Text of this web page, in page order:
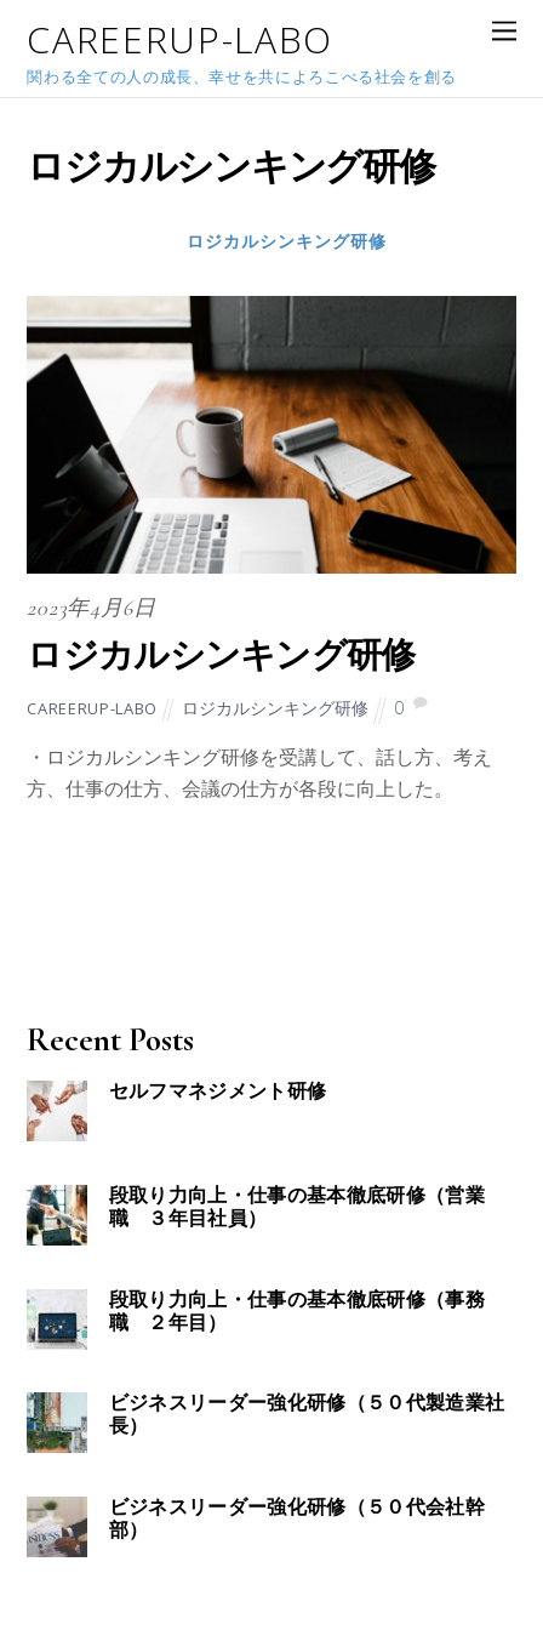
CAREERUP-LABO
関わる全ての人の成長、幸せを共によろこべる社会を創る
ロジカルシンキング研修
ロジカルシンキング研修
2023年4月6日
ロジカルシンキング研修
CAREERUP-LABO ロジカルシンキング研修 0
・ロジカルシンキング研修を受講して、話し方、考え
方、仕事の仕方、会議の仕方が各段に向上した。
Recent Posts
セルフマネジメント研修
段取り力向上・仕事の基本徹底研修（営業
職 ３年目社員）
段取り力向上・仕事の基本徹底研修（事務
職 ２年目）
ビジネスリーダー強化研修（５０代製造業社
長）
ビジネスリーダー強化研修（５０代会社幹
部）